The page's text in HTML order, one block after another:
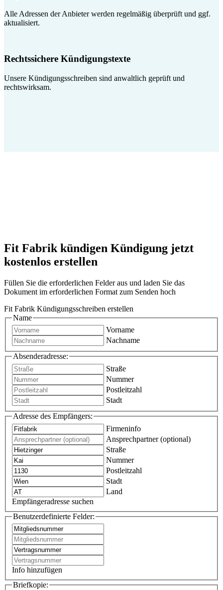
Alle Adressen der Anbieter werden regelmäßig überprüft und ggf.
aktualisiert.
Rechtssichere Kündigungstexte
Unsere Kündigungsschreiben sind anwaltlich geprüft und
rechtswirksam.
Fit Fabrik kündigen Kündigung jetzt
kostenlos erstellen
Füllen Sie die erforderlichen Felder aus und laden Sie das
Dokument im erforderlichen Format zum Senden hoch
Fit Fabrik Kündigungsschreiben erstellen
Name
Vorname
Nachname
Absenderadresse:
Straße
Nummer
Postleitzahl
Stadt
Adresse des Empfängers:
Firmeninfo
Ansprechpartner (optional)
Straße
Nummer
Postleitzahl
Stadt
Land
Empfängeradresse suchen
Benutzerdefinierte Felder:
Info hinzufügen
Briefkopie: